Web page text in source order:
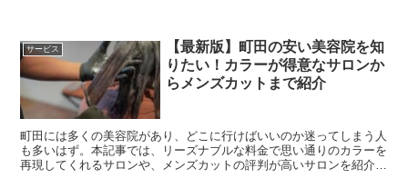
サービス
【最新版】町田の安い美容院を知
りたい！カラーが得意なサロンか
らメンズカットまで紹介
町田には多くの美容院があり、どこに行けばいいのか迷ってしまう人
も多いはず。本記事では、リーズナブルな料金で思い通りのカラーを
再現してくれるサロンや、メンズカットの評判が高いサロンを紹介し